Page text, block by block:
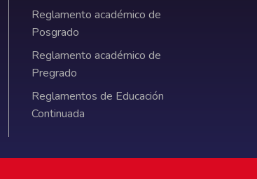
Reglamento académico de
Posgrado
Reglamento académico de
Pregrado
Reglamentos de Educación
Continuada